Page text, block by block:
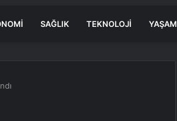
SAĞLIK TEKNOLOJI YAŞAM